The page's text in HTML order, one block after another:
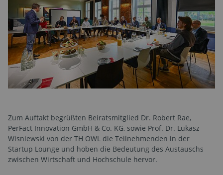
Zum Auftakt begrüßten Beiratsmitglied Dr. Robert Rae,
PerFact Innovation GmbH & Co. KG, sowie Prof. Dr. Lukasz
Wisniewski von der TH OWL die Teilnehmenden in der
Startup Lounge und hoben die Bedeutung des Austauschs
zwischen Wirtschaft und Hochschule hervor.